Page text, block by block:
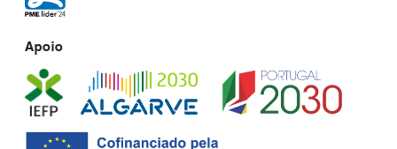
Apoio